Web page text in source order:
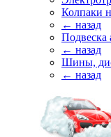
Колпаки
← назад
Подвеска
← назад
Шины,
← назад